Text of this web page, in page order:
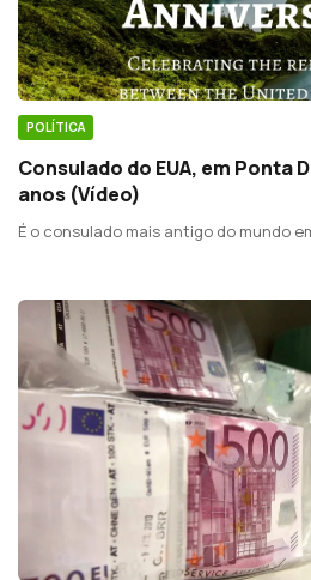
POLÍTICA
Consulado do EUA, em Ponta
anos (Vídeo)
É o consulado mais antigo do mundo